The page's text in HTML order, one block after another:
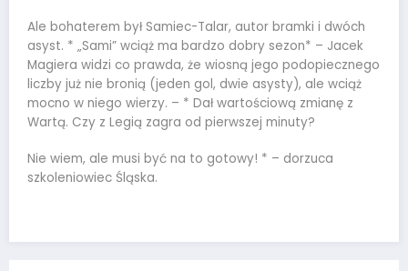
Ale bohaterem był Samiec-Talar, autor bramki i dwóch
asyst. * „Sami” wciąż ma bardzo dobry sezon* – Jacek
Magiera widzi co prawda, że wiosną jego podopiecznego
liczby już nie bronią (jeden gol, dwie asysty), ale wciąż
mocno w niego wierzy. – * Dał wartościową zmianę z
Wartą. Czy z Legią zagra od pierwszej minuty?
Nie wiem, ale musi być na to gotowy! * – dorzuca
szkoleniowiec Śląska.